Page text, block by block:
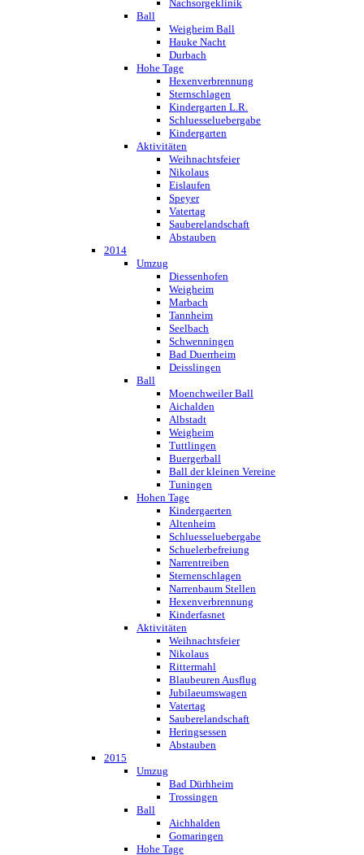
Nachsorgeklinik
Ball
Weigheim Ball
Hauke Nacht
Durbach
Hohe Tage
Hexenverbrennung
Sternschlagen
Kindergarten L.R.
Schluesseluebergabe
Kindergarten
Aktivitäten
Weihnachtsfeier
Nikolaus
Eislaufen
Speyer
Vatertag
Sauberelandschaft
Abstauben
2014
Umzug
Diessenhofen
Weigheim
Marbach
Tannheim
Seelbach
Schwenningen
Bad Duerrheim
Deisslingen
Ball
Moenchweiler Ball
Aichalden
Albstadt
Weigheim
Tuttlingen
Buergerball
Ball der kleinen Vereine
Tuningen
Hohen Tage
Kindergaerten
Altenheim
Schluesseluebergabe
Schuelerbefreiung
Narrentreiben
Sternenschlagen
Narrenbaum Stellen
Hexenverbrennung
Kinderfasnet
Aktivitäten
Weihnachtsfeier
Nikolaus
Rittermahl
Blaubeuren Ausflug
Jubilaeumswagen
Vatertag
Sauberelandschaft
Heringsessen
Abstauben
2015
Umzug
Bad Dürhheim
Trossingen
Ball
Aichhalden
Gomaringen
Hohe Tage